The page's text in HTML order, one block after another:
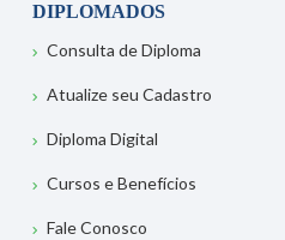
DIPLOMADOS
Consulta de Diploma
Atualize seu Cadastro
Diploma Digital
Cursos e Benefícios
Fale Conosco